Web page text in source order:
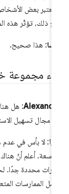
يعتبر بعض الأشخاص
ذلك، تؤثّر هذه
: هذا صحيح.
مجموعة
: هل هناك
مجال تسهيل
: لا بأس في عدم
أعلم أنّ هناك
محددة جدًا.
الممارسات